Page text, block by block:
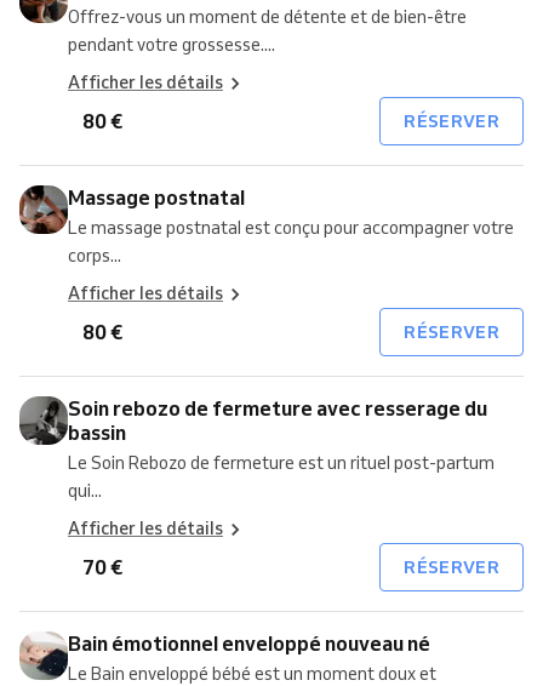
Offrez-vous un moment de détente et de bien-être
pendant votre grossesse....
Afficher les détails
80 € RÉSERVER
Massage postnatal
Le massage postnatal est conçu pour accompagner votre
corps...
Afficher les détails
80 € RÉSERVER
Soin rebozo de fermeture avec resserage du
bassin
Le Soin Rebozo de fermeture est un rituel post-partum
qui...
Afficher les détails
70 € RÉSERVER
Bain émotionnel enveloppé nouveau né
Le Bain enveloppé bébé est un moment doux et